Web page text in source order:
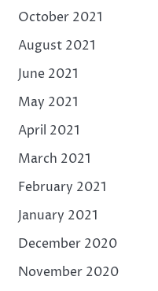
October 2021
August 2021
June 2021
May 2021
April 2021
March 2021
February 2021
January 2021
December 2020
November 2020